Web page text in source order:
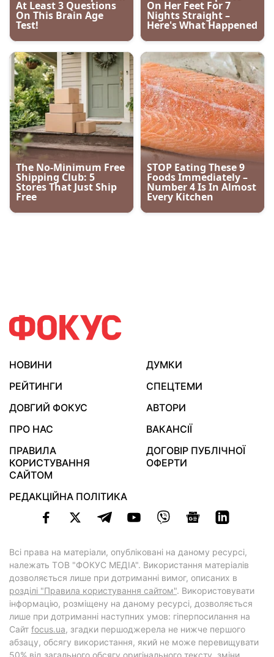
НОВИНИ
ДУМКИ
РЕЙТИНГИ
СПЕЦТЕМИ
ДОВГИЙ ФОКУС
АВТОРИ
ПРО НАС
ВАКАНСІЇ
ПРАВИЛА
КОРИСТУВАННЯ
САЙТОМ
ДОГОВІР ПУБЛІЧНОЇ
ОФЕРТИ
РЕДАКЦІЙНА ПОЛІТИКА
Всі права на матеріали, опубліковані на даному ресурсі,
належать ТОВ "ФОКУС МЕДІА". Використання матеріалів
дозволяється лише при дотриманні вимог, описаних в
розділі "Правила користування сайтом". Використовувати
інформацію, розміщену на даному ресурсі, дозволяється
лише при дотриманні наступних умов: гіперпосилання на
Cайт focus.ua, згадки першоджерела не нижче першого
абзацу, обсягу використання, який не може перевищувати
50% від загального обсягу оригінального тексту, зміни